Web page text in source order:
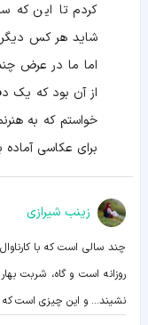
کردم تا این که
شاید هر کس
اما ما در عرض
از آن بود که یک
خواستم که به
برای عکاسی آماده
زينب شيرازی
چند سالی است که با
روزانه است و گاه، شربت
نشیند... و این چیزی است